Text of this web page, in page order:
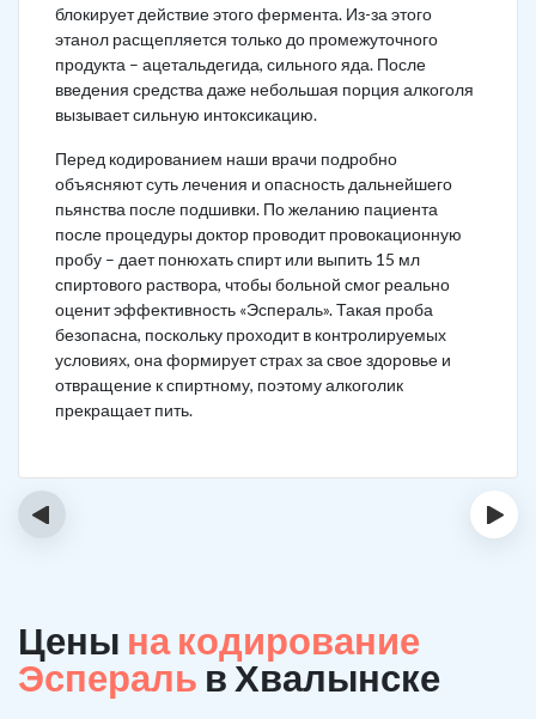
блокирует действие этого фермента. Из-за этого
этанол расщепляется только до промежуточного
продукта – ацетальдегида, сильного яда. После
введения средства даже небольшая порция алкоголя
вызывает сильную интоксикацию.
Перед кодированием наши врачи подробно
объясняют суть лечения и опасность дальнейшего
пьянства после подшивки. По желанию пациента
после процедуры доктор проводит провокационную
пробу – дает понюхать спирт или выпить 15 мл
спиртового раствора, чтобы больной смог реально
оценит эффективность «Эспераль». Такая проба
безопасна, поскольку проходит в контролируемых
условиях, она формирует страх за свое здоровье и
отвращение к спиртному, поэтому алкоголик
прекращает пить.
‹ ›
Цены на кодирование
Эспераль в Хвалынске